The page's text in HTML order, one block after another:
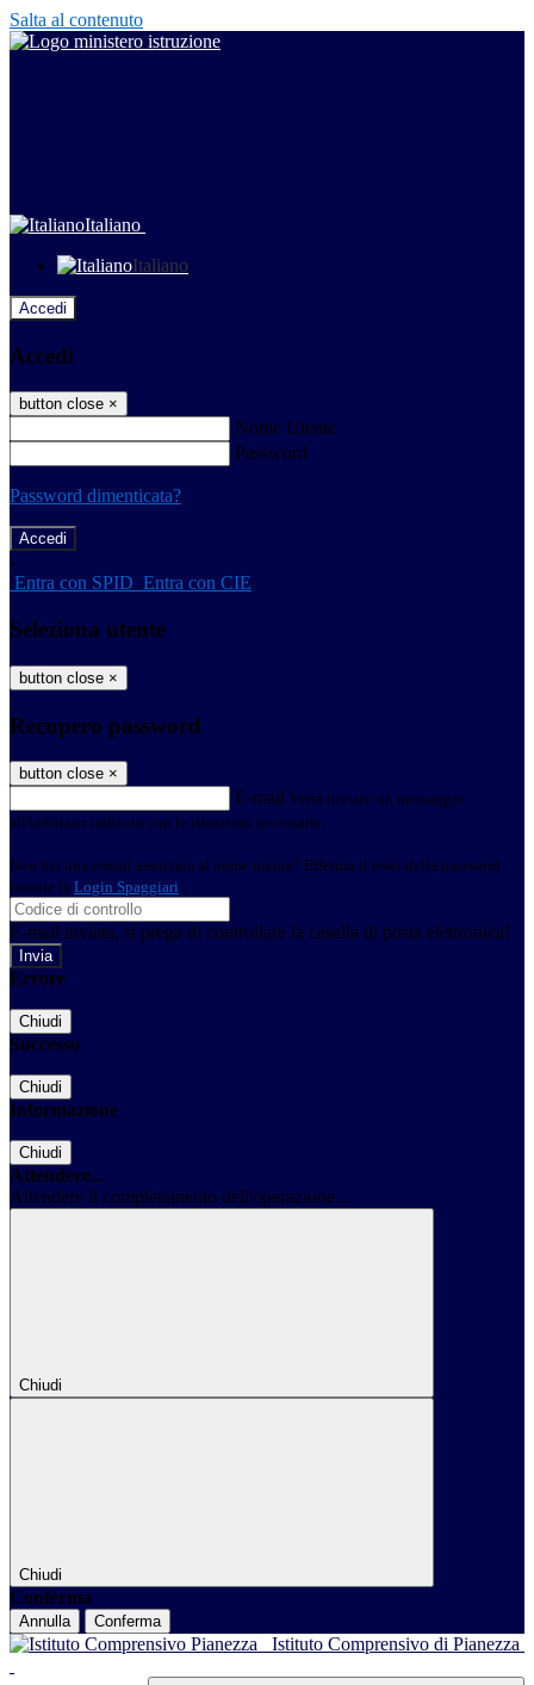
Salta al contenuto
Italiano
Italiano
Accedi
Accedi
button close ×
Nome Utente
Password
Password dimenticata?
-
Entra con SPID Entra con CIE
Seleziona utente
button close ×
Recupero password
button close ×
E-mail Verrà inviato un messaggio
all'indirizzo indicato con le istruzioni necessarie.
Non hai una e-mail associata al nome utente? Effettua il reset della password
tramite la Login Spaggiari
E-mail inviata, si prega di controllare la casella di posta elettronica!
Errore
Chiudi
Successo
Chiudi
Informazione
Chiudi
Attendere...
Attendere il completamento dell'operazione...
Chiudi
Chiudi
Conferma
Annulla Conferma
Istituto Comprensivo di Pianezza